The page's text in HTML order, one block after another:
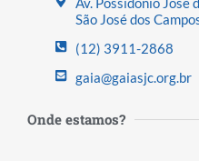
São José dos
(12) 3911-2868
gaia@gaiasjc.org.br
Onde estamos?